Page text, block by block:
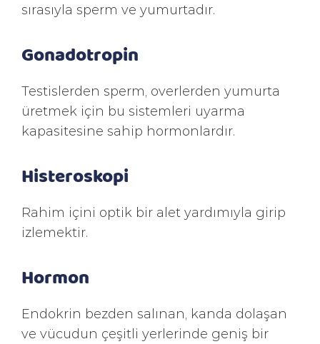
sırasıyla sperm ve yumurtadır.
Gonadotropin
Testislerden sperm, overlerden yumurta
üretmek için bu sistemleri uyarma
kapasitesine sahip hormonlardır.
Histeroskopi
Rahim içini optik bir alet yardımıyla girip
izlemektir.
Hormon
Endokrin bezden salınan, kanda dolaşan
ve vücudun çeşitli yerlerinde geniş bir